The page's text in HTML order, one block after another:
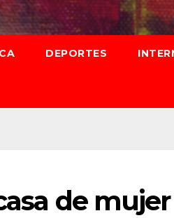
DEPORTES
de